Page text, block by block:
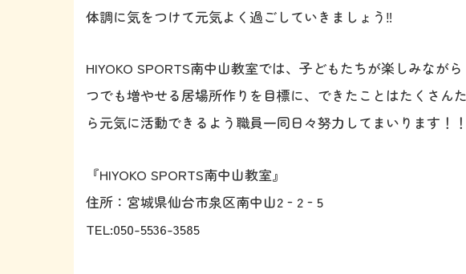
体調に気をつけて元気よく過ごしていきましょう‼️
HIYOKO SPORTS南中山教室では、子どもたちが楽しみなが
つでも増やせる居場所作りを目標に、できたことはたくさん
ら元気に活動できるよう職員一同日々努力してまいります！！
『HIYOKO SPORTS南中山教室』
住所：宮城県仙台市泉区南中山2‐2‐5
TEL:050-5536-3585